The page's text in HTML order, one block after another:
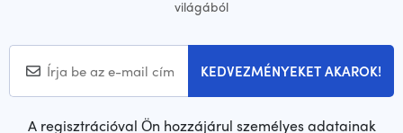
világából
KEDVEZMÉNYEKET AKAROK!
A regisztrációval Ön hozzájárul személyes adatainak